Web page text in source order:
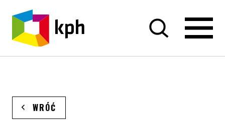
PRZEJDŹ DO TREŚCI
WRÓĆ